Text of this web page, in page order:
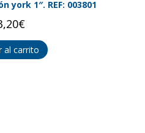
york 1″. REF: 003801
€
al carrito